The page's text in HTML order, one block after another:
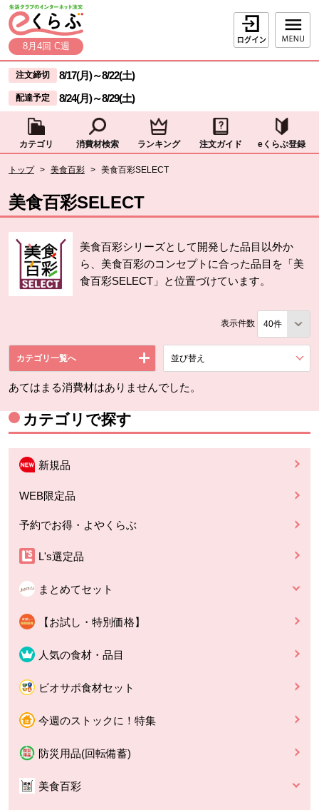
ページの先頭です。
本文へジャンプする。
8月4回 C週
ログイン
ここからサイト内共通メニューです。
サイト内共通メニューをスキップする
注文締切 8/17(月)～8/22(土)
配達予定 8/24(月)～8/29(土)
カテゴリ 消費材検索 ランキング 注文ガイド eくらぶ登録
トップ > 美食百彩 > 美食百彩SELECT
美食百彩SELECT
美食百彩シリーズとして開発した品目以外か
ら、美食百彩のコンセプトに合った品目を「美
食百彩SELECT」と位置づけています。
表示件数
カテゴリ一覧へ 並び替え
あてはまる消費材はありませんでした。
カテゴリで探す
新規品
WEB限定品
予約でお得・よやくらぶ
L's選定品
まとめてセット
【お試し・特別価格】
人気の食材・品目
ビオサポ食材セット
今週のストックに！特集
防災用品(回転備蓄)
美食百彩